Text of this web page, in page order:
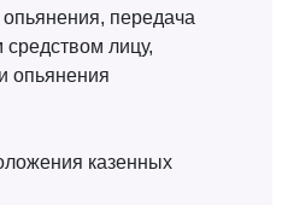
передача
лицу,
опьянения
казенных